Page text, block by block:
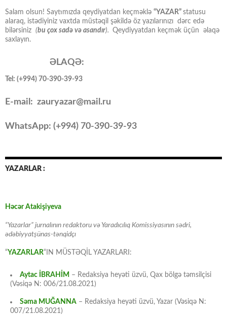
Salam olsun! Saytımızda qeydiyatdan keçməklə “YAZAR” statusu
alaraq, istədiyiniz vaxtda müstəqil şəkildə öz yazılarınızı dərc edə
bilərsiniz (bu çox sadə və asandır). Qeydiyyatdan keçmək üçün əlaqə
saxlayın.
ƏLAQƏ:
Tel: (+994) 70-390-39-93
E-mail: zauryazar@mail.ru
WhatsApp: (+994) 70-390-39-93
YAZARLAR :
Həcər Atakişiyeva
“Yazarlar” jurnalının redaktoru və Yaradıcılıq Komissiyasının sədri,
ədəbiyyatşünas-tənqidçı
“YAZARLAR“IN MÜSTƏQİL YAZARLARI:
Aytac İBRAHİM – Redaksiya heyəti üzvü, Qax bölgə təmsilçisi
(Vəsiqə N: 006/21.08.2021)
Səma MUĞANNA – Redaksiya heyəti üzvü, Yazar (Vəsiqə N:
007/21.08.2021)